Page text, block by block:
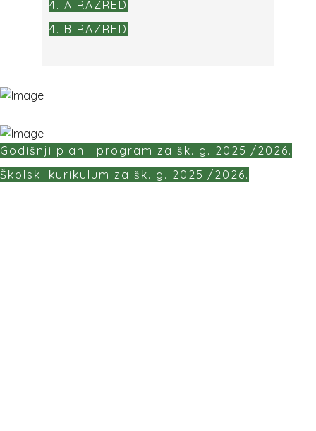
4. A RAZRED
4. B RAZRED
Godišnji plan i program za šk. g. 2025./2026.
Školski kurikulum za šk. g. 2025./2026.